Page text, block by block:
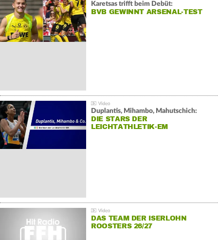
Karetsas trifft beim Debüt:
BVB GEWINNT ARSENAL-TEST
Duplantis, Mihambo, Mahutschich:
DIE STARS DER
LEICHTATHLETIK-EM
DAS TEAM DER ISERLOHN
ROOSTERS 26/27